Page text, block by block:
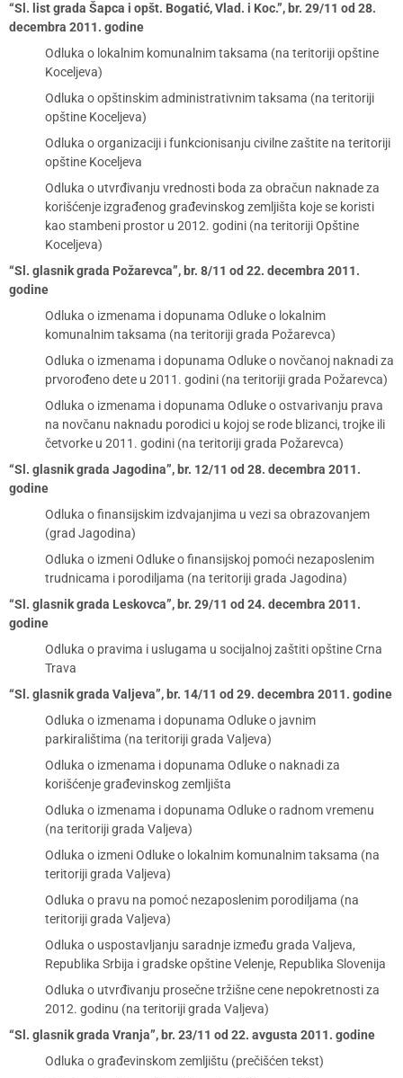
“Sl. list grada Šapca i opšt. Bogatić, Vlad. i Koc.”, br. 29/11 od 28.
decembra 2011. godine
Odluka o lokalnim komunalnim taksama (na teritoriji opštine
Koceljeva)
Odluka o opštinskim administrativnim taksama (na teritoriji
opštine Koceljeva)
Odluka o organizaciji i funkcionisanju civilne zaštite na teritoriji
opštine Koceljeva
Odluka o utvrđivanju vrednosti boda za obračun naknade za
korišćenje izgrađenog građevinskog zemljišta koje se koristi
kao stambeni prostor u 2012. godini (na teritoriji Opštine
Koceljeva)
“Sl. glasnik grada Požarevca”, br. 8/11 od 22. decembra 2011.
godine
Odluka o izmenama i dopunama Odluke o lokalnim
komunalnim taksama (na teritoriji grada Požarevca)
Odluka o izmenama i dopunama Odluke o novčanoj naknadi za
prvorođeno dete u 2011. godini (na teritoriji grada Požarevca)
Odluka o izmenama i dopunama Odluke o ostvarivanju prava
na novčanu naknadu porodici u kojoj se rode blizanci, trojke ili
četvorke u 2011. godini (na teritoriji grada Požarevca)
“Sl. glasnik grada Jagodina”, br. 12/11 od 28. decembra 2011.
godine
Odluka o finansijskim izdvajanjima u vezi sa obrazovanjem
(grad Jagodina)
Odluka o izmeni Odluke o finansijskoj pomoći nezaposlenim
trudnicama i porodiljama (na teritoriji grada Jagodina)
“Sl. glasnik grada Leskovca”, br. 29/11 od 24. decembra 2011.
godine
Odluka o pravima i uslugama u socijalnoj zaštiti opštine Crna
Trava
“Sl. glasnik grada Valjeva”, br. 14/11 od 29. decembra 2011. godine
Odluka o izmenama i dopunama Odluke o javnim
parkiralištima (na teritoriji grada Valjeva)
Odluka o izmenama i dopunama Odluke o naknadi za
korišćenje građevinskog zemljišta
Odluka o izmenama i dopunama Odluke o radnom vremenu
(na teritoriji grada Valjeva)
Odluka o izmeni Odluke o lokalnim komunalnim taksama (na
teritoriji grada Valjeva)
Odluka o pravu na pomoć nezaposlenim porodiljama (na
teritoriji grada Valjeva)
Odluka o uspostavljanju saradnje između grada Valjeva,
Republika Srbija i gradske opštine Velenje, Republika Slovenija
Odluka o utvrđivanju prosečne tržišne cene nepokretnosti za
2012. godinu (na teritoriji grada Valjeva)
“Sl. glasnik grada Vranja”, br. 23/11 od 22. avgusta 2011. godine
Odluka o građevinskom zemljištu (prečišćen tekst)